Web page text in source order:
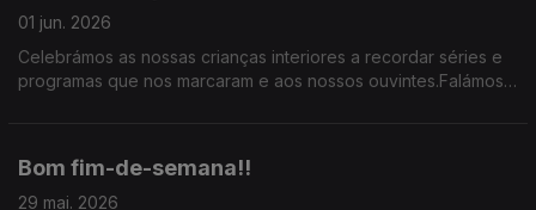
01 jun. 2026
Celebrámos as nossas crianças interiores a recordar séries e
programas que nos marcaram e aos nossos ouvintes.Falámos
Bom fim-de-semana!!
29 mai. 2026